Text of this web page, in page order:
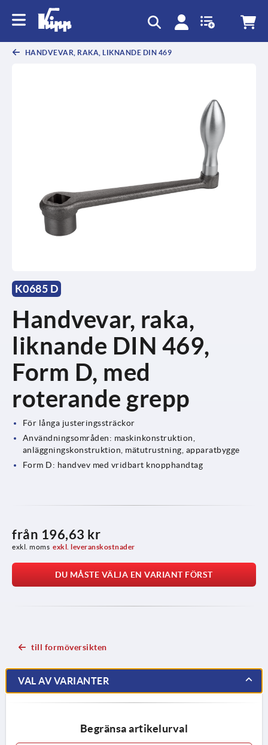
HANDVEVAR, RAKA, LIKNANDE DIN 469
K0685 D
Handvevar, raka,
liknande DIN 469,
Form D, med
roterande grepp
För långa justeringssträckor
Användningsområden: maskinkonstruktion,
anläggningskonstruktion, mätutrustning, apparatbygge
Form D: handvev med vridbart knopphandtag
från 196,63 kr
exkl. moms exkl. leveranskostnader
DU MÅSTE VÄLJA EN VARIANT FÖRST
till formöversikten
VAL AV VARIANTER
Begränsa artikelurval